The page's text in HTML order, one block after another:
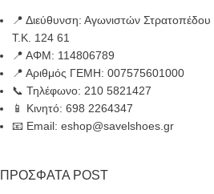
📍 Διεύθυνση: Αγωνιστών Στρατοπέδου
Τ.Κ. 124 61
📍 ΑΦΜ: 114806789
📍 Αριθμός ΓΕΜΗ: 007575601000
📞 Τηλέφωνο: 210 5821427
📱 Κινητό: 698 2264347
📧 Email: eshop@savelshoes.gr
ΠΡΟΣΦΑΤΑ POST